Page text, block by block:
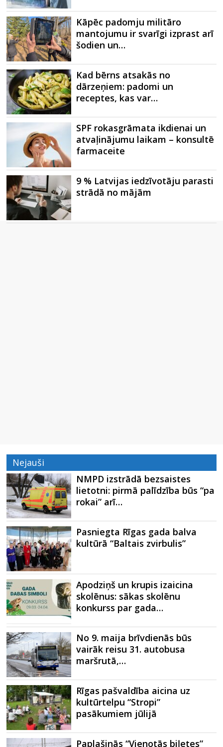
Kāpēc padomju militāro
mantojumu ir svarīgi izprast arī
šodien un…
Kad bērns atsakās no
dārzeņiem: padomi un
receptes, kas var…
SPF rokasgrāmata ikdienai un
atvaļinājumu laikam – konsultē
farmaceite
9 % Latvijas iedzīvotāju parasti
strādā no mājām
Nejauši
NMPD izstrādā bezsaistes
lietotni: pirmā palīdzība būs “pa
rokai” arī…
Pasniegta Rīgas gada balva
kultūrā “Baltais zvirbulis”
Apodziņš un krupis izaicina
skolēnus: sākas skolēnu
konkurss par gada…
No 9. maija brīvdienās būs
vairāk reisu 31. autobusa
maršrutā,…
Rīgas pašvaldība aicina uz
kultūrtelpu “Stropi”
pasākumiem jūlijā
Paplašinās “Vienotās biļetes”